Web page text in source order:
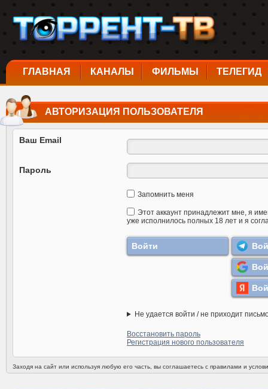
ГЛАВНАЯ КАНАЛЫ ФИЛЬМЫ ТЕЛЕГИД
АВТОРИЗАЦИЯ ПОЛЬЗОВАТЕЛЯ
Ваш Email
Пароль
Запомнить меня
Этот аккаунт принадлежит мне, я
уже исполнилось полных 18 лет и я
Не удается войти / не приходит
Восстановить пароль
Регистрация нового пользователя
Заходя на сайт или используя любую его часть, вы соглашаетесь с правилами и